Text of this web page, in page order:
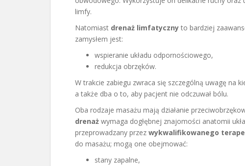
limfy.
Natomiast drenaż limfatyczny to bardziej
zamysłem jest:
wspieranie układu odpornościowego,
redukcja obrzęków.
W trakcie zabiegu zwraca się szczególną uwagę na
a także dba o to, aby pacjent nie odczuwał bólu.
Oba rodzaje masażu mają działanie
drenaż wymaga dogłębnej znajomości anatomii
przeprowadzany przez wykwalifikowanego
do masażu; mogą one obejmować:
stany zapalne,